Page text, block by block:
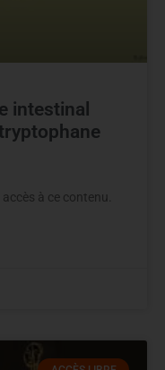
intestinal
à ce contenu.